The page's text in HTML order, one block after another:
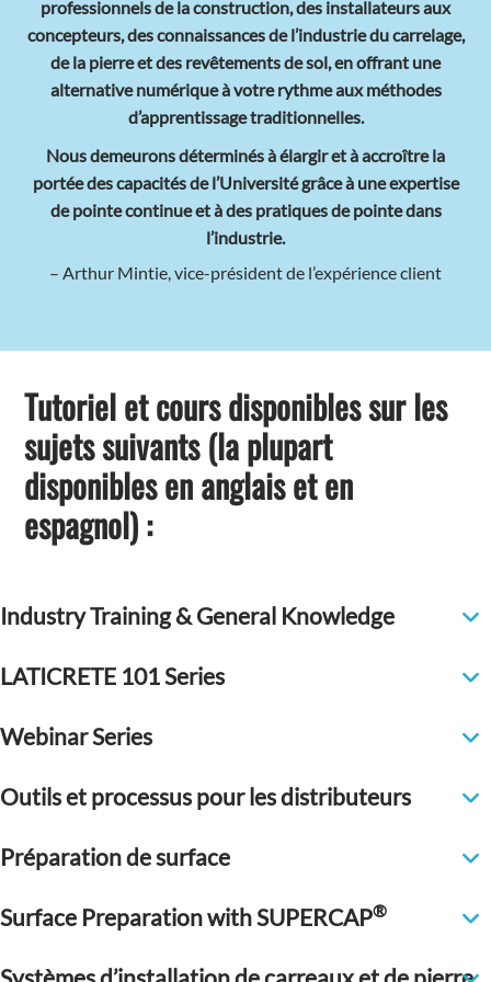
professionnels de la construction, des installateurs aux
concepteurs, des connaissances de l’industrie du carrelage,
de la pierre et des revêtements de sol, en offrant une
alternative numérique à votre rythme aux méthodes
d’apprentissage traditionnelles.
Nous demeurons déterminés à élargir et à accroître la
portée des capacités de l’Université grâce à une expertise
de pointe continue et à des pratiques de pointe dans
l’industrie.
– Arthur Mintie, vice-président de l’expérience client
Tutoriel et cours disponibles sur les
sujets suivants (la plupart
disponibles en anglais et en
espagnol) :
Industry Training & General Knowledge
LATICRETE 101 Series
Webinar Series
Outils et processus pour les distributeurs
Préparation de surface
Surface Preparation with SUPERCAP®